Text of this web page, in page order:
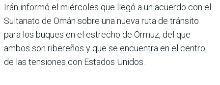
Irán informó el miércoles que llegó a un acuerdo con el
Sul­tanato de Omán sobre una nueva ruta de tránsito
para los buques en el estrecho de Ormuz, del que
ambos son ribereños y que se encuentra en el centro
de las tensiones con Estados Unidos.